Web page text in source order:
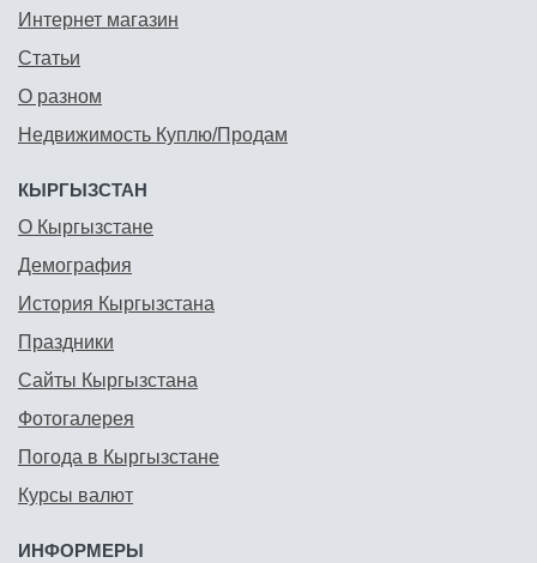
Интернет магазин
Статьи
О разном
Недвижимость Куплю/Продам
КЫРГЫЗСТАН
О Кыргызстане
Демография
История Кыргызстана
Праздники
Сайты Кыргызстана
Фотогалерея
Погода в Кыргызстане
Курсы валют
ИНФОРМЕРЫ